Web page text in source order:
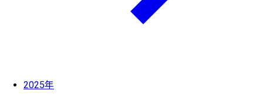
2025年